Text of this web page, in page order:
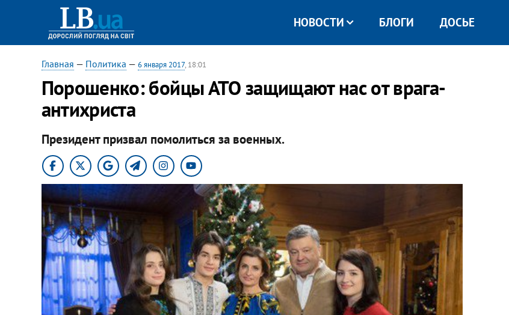
НОВОСТИ БЛОГИ ДОСЬЕ
Главная — Политика — 6 января 2017, 18:01
Порошенко: бойцы АТО защищают нас от врага-
антихриста
Президент призвал помолиться за военных.